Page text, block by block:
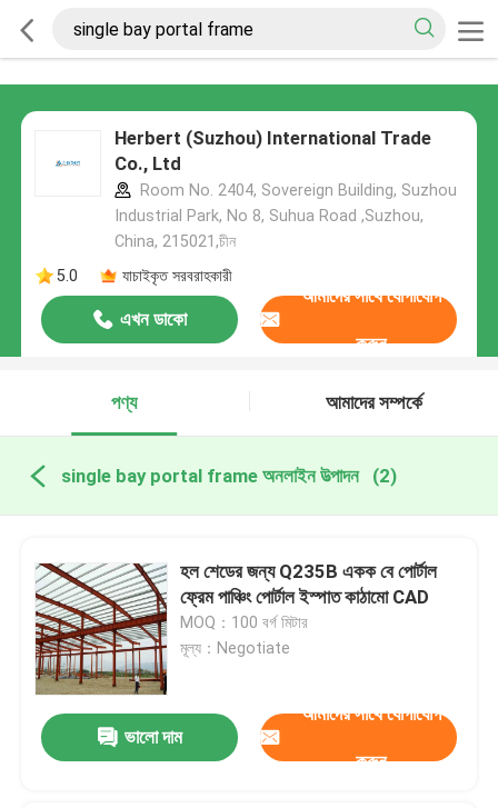
Herbert (Suzhou) International Trade
Co., Ltd
Room No. 2404, Sovereign Building, Suzhou
Industrial Park, No 8, Suhua Road ,Suzhou,
China, 215021,চীন
5.0
যাচাইকৃত সরবরাহকারী
এখন ডাকো
আমাদের সাথে যোগাযোগ
করুন
পণ্য আমাদের সম্পর্কে
single bay portal frame অনলাইন উত্পাদন (2)
হল শেডের জন্য Q235B একক বে পোর্টাল
ফ্রেম পাঞ্চিং পোর্টাল ইস্পাত কাঠামো CAD
MOQ：100 বর্গ মিটার
মূল্য：Negotiate
ভালো দাম
আমাদের সাথে যোগাযোগ
করুন